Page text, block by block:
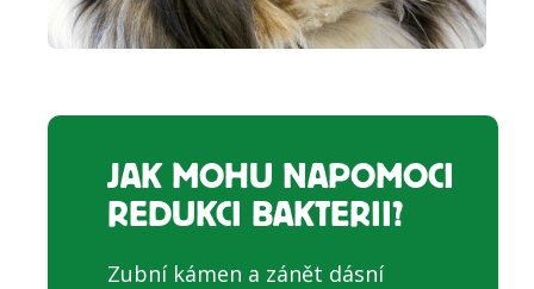
JAK MOHU NAPOMOCI
REDUKCI BAKTERII?
Zubní kámen a zánět dásní